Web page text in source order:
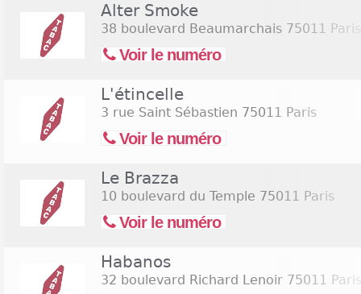
Alter Smoke
38 boulevard Beaumarchais 75011 Paris
Voir le numéro
L'étincelle
3 rue Saint Sébastien 75011 Paris
Voir le numéro
Le Brazza
10 boulevard du Temple 75011 Paris
Voir le numéro
Habanos
32 boulevard Richard Lenoir 75011 Paris